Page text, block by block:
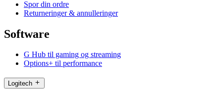
Spor din ordre
Returneringer & annulleringer
Software
G Hub til gaming og streaming
Options+ til performance
Logitech